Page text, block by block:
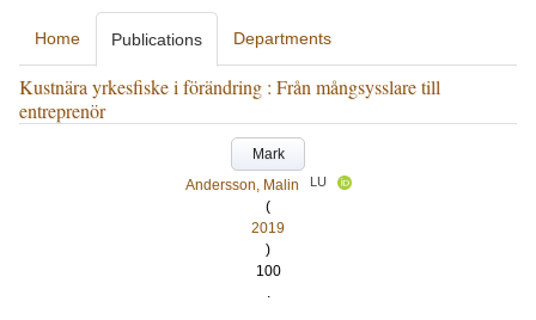
Home Publications Departments
Kustnära yrkesfiske i förändring : Från mångsysslare till
entreprenör
Mark
Andersson, Malin
LU
(
2019
)
100
.